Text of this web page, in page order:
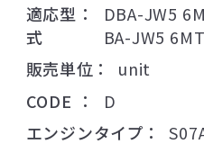
適応型
式
DBA-JW5
BA-JW5
販売単位
unit
CODE
D
エンジンタイプ